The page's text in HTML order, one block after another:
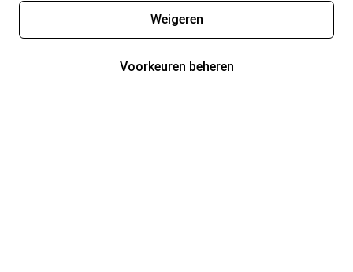
Weigeren
Voorkeuren beheren